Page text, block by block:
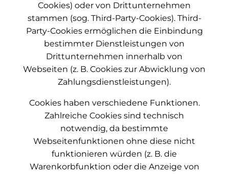
Cookies) oder von Drittunternehmen
stammen (sog. Third-Party-Cookies). Third-
Party-Cookies ermöglichen die Einbindung
bestimmter Dienstleistungen von
Drittunternehmen innerhalb von
Webseiten (z. B. Cookies zur Abwicklung von
Zahlungsdienstleistungen).
Cookies haben verschiedene Funktionen.
Zahlreiche Cookies sind technisch
notwendig, da bestimmte
Webseitenfunktionen ohne diese nicht
funktionieren würden (z. B. die
Warenkorbfunktion oder die Anzeige von